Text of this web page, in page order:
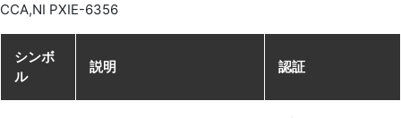
CCA,NI PXIE-6356
シンボ
ル
説明 認証